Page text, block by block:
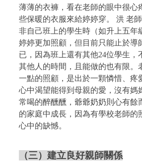
薄薄的衣褲，看在老師的眼中很心
些保暖的衣服來給婷婷穿。 洪 老
非自己班上的學生時（如升上五年
婷婷更加照顧，但目前只能止於導
已，因為班上還有其他24位學生，
其他人的時間，且能做的也有限。
一點的照顧，是出於一顆憐惜、疼
心中渴望能得到母親的愛，沒有媽
常喝的醉醺醺，爺爺奶奶則心有餘
的家庭中成長，因為有學校老師的
心中的缺憾。
（三）建立良好親師關係